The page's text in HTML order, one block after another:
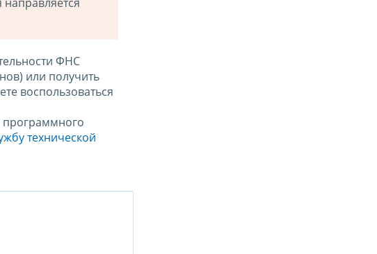
ФНС
или получить
воспользоваться
программного
технической